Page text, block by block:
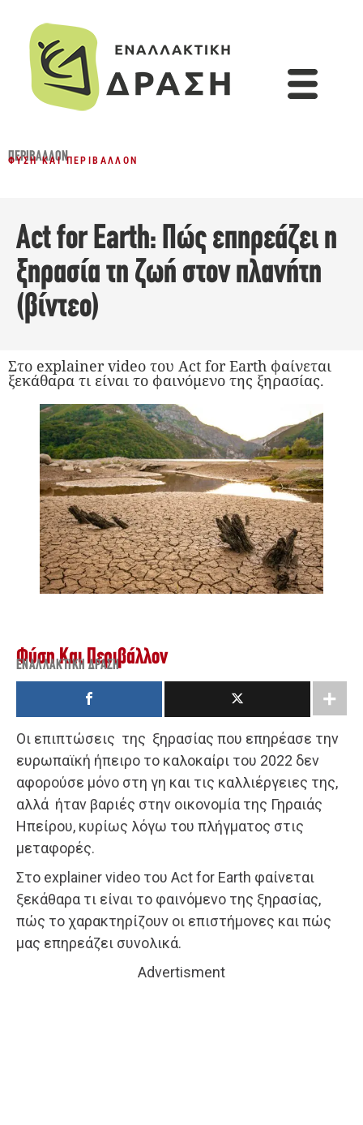
ΠΕΡΙΒΆΛΛΟΝ
ΦΎΣΗ ΚΑΙ ΠΕΡΙΒΆΛΛΟΝ
Act for Earth: Πώς επηρεάζει η
ξηρασία τη ζωή στον πλανήτη
(βίντεο)
Στο explainer video του Act for Earth φαίνεται
ξεκάθαρα τι είναι το φαινόμενο της ξηρασίας.
Φύση Και Περιβάλλον
ΕΝΑΛΛΑΚΤΙΚΉ ΔΡΆΣΗ
Οι επιπτώσεις της ξηρασίας που επηρέασε την
ευρωπαϊκή ήπειρο το καλοκαίρι του 2022 δεν
αφορούσε μόνο στη γη και τις καλλιέργειες της,
αλλά ήταν βαριές στην οικονομία της Γηραιάς
Ηπείρου, κυρίως λόγω του πλήγματος στις
μεταφορές.
Στο explainer video του Act for Earth φαίνεται
ξεκάθαρα τι είναι το φαινόμενο της ξηρασίας,
πώς το χαρακτηρίζουν οι επιστήμονες και πώς
μας επηρεάζει συνολικά.
Advertisment